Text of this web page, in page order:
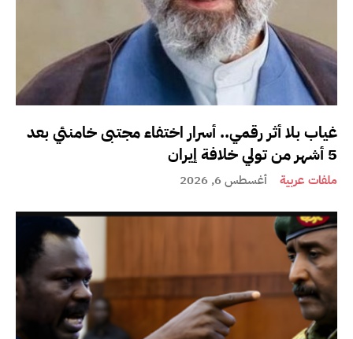
غياب بلا أثر رقمي.. أسرار اختفاء مجتبى خامنئي بعد
5 أشهر من تولي خلافة إيران
ملفات عربية أغسطس 6, 2026